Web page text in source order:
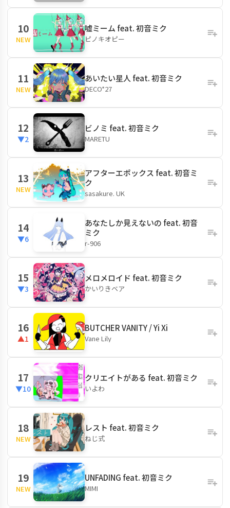
10
NEW
嘘ミーム feat. 初音ミク
ピノキオピー
11
NEW
あいたい星人 feat. 初音ミク
DECO*27
12
▼2
ビノミ feat. 初音ミク
MARETU
13
NEW
アフターエポックス feat. 初音ミ
ク
sasakure. UK
14
▼6
あなたしか見えないの feat. 初音
ミク
r-906
15
▼3
メロメロイド feat. 初音ミク
かいりきベア
16
▲1
BUTCHER VANITY / Yi Xi
Vane Lily
17
▼10
クリエイトがある feat. 初音ミク
いよわ
18
NEW
レスト feat. 初音ミク
ねじ式
19
NEW
UNFADING feat. 初音ミク
MIMI